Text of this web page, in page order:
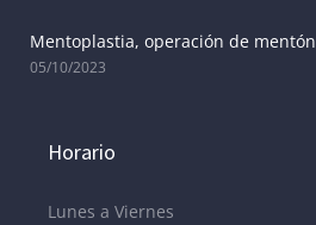
Mentoplastia, operación de mentón
05/10/2023
Horario
Lunes a Viernes